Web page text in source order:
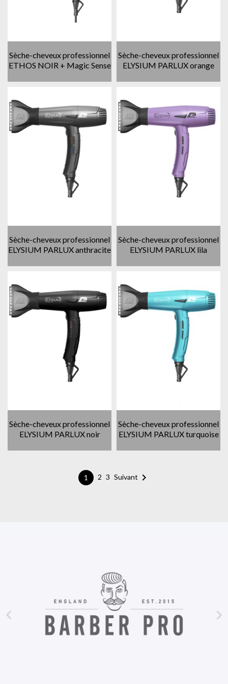
Sèche-cheveux professionnel
ETHOS NOIR + Magic Sense
Sèche-cheveux professionnel
ELYSIUM PARLUX orange
Sèche-cheveux professionnel
ELYSIUM PARLUX anthracite
Sèche-cheveux professionnel
ELYSIUM PARLUX lila
Sèche-cheveux professionnel
ELYSIUM PARLUX noir
Sèche-cheveux professionnel
ELYSIUM PARLUX turquoise
1 2 3 Suivant 
 